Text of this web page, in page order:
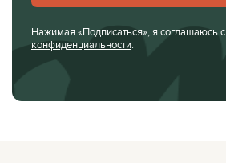
Нажимая «Подписаться», я соглашаюсь с
конфиденциальности.